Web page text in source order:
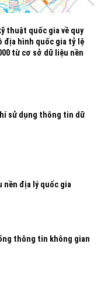
thuật quốc gia về quy
địa hình quốc gia tỷ lệ
từ cơ sở dữ liệu nền
sử dụng thông tin dữ
nền địa lý quốc gia
thông tin không gian